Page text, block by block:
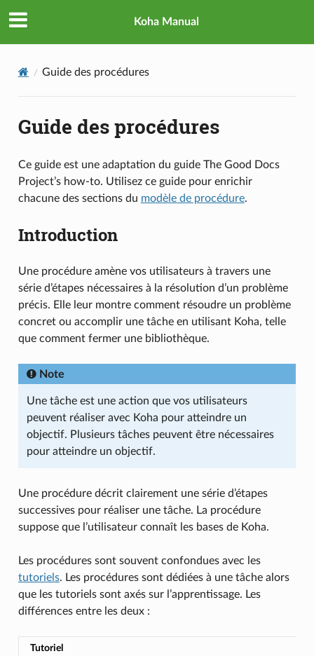
Koha Manual
Guide des procédures
Guide des procédures
Ce guide est une adaptation du guide The Good Docs
Project’s how-to. Utilisez ce guide pour enrichir
chacune des sections du modèle de procédure.
Introduction
Une procédure amène vos utilisateurs à travers une
série d’étapes nécessaires à la résolution d’un problème
précis. Elle leur montre comment résoudre un problème
concret ou accomplir une tâche en utilisant Koha, telle
que comment fermer une bibliothèque.
Note
Une tâche est une action que vos utilisateurs
peuvent réaliser avec Koha pour atteindre un
objectif. Plusieurs tâches peuvent être nécessaires
pour atteindre un objectif.
Une procédure décrit clairement une série d’étapes
successives pour réaliser une tâche. La procédure
suppose que l’utilisateur connaît les bases de Koha.
Les procédures sont souvent confondues avec les
tutoriels. Les procédures sont dédiées à une tâche alors
que les tutoriels sont axés sur l’apprentissage. Les
différences entre les deux :
Tutoriel